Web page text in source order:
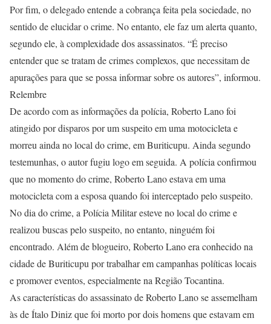
Por fim, o delegado entende a cobrança feita pela sociedade, no
sentido de elucidar o crime. No entanto, ele faz um alerta quanto,
segundo ele, à complexidade dos assassinatos. “É preciso
entender que se tratam de crimes complexos, que necessitam de
apurações para que se possa informar sobre os autores”, informou.
Relembre
De acordo com as informações da polícia, Roberto Lano foi
atingido por disparos por um suspeito em uma motocicleta e
morreu ainda no local do crime, em Buriticupu. Ainda segundo
testemunhas, o autor fugiu logo em seguida. A polícia confirmou
que no momento do crime, Roberto Lano estava em uma
motocicleta com a esposa quando foi interceptado pelo suspeito.
No dia do crime, a Polícia Militar esteve no local do crime e
realizou buscas pelo suspeito, no entanto, ninguém foi
encontrado. Além de blogueiro, Roberto Lano era conhecido na
cidade de Buriticupu por trabalhar em campanhas políticas locais
e promover eventos, especialmente na Região Tocantina.
As características do assassinato de Roberto Lano se assemelham
às de Ítalo Diniz que foi morto por dois homens que estavam em